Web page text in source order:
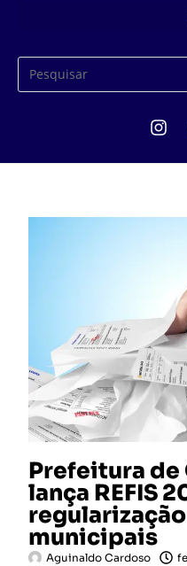
Prefeitura de
lança REFIS
municipais
Aguinaldo Cardoso